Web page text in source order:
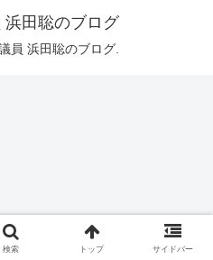
田聡のブログ
員 浜田聡のブログ.
検索 トップ サイドバー